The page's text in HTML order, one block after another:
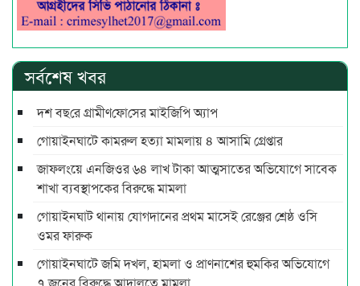
সর্বশেষ খবর
দশ বছ‌রে গ্রামীণ‌ফো‌সের মাইজিপি অ্যাপ
গোয়াইনঘাটে কামরুল হত্যা মামলায় ৪ আসামি গ্রেপ্তার
জাফলংয়ে এনজিওর ৬৪ লাখ টাকা আত্মসাতের অভিযোগে সাবেক
শাখা ব্যবস্থাপকের বিরুদ্ধে মামলা
গোয়াইনঘাট থানায় যোগদানের প্রথম মাসেই রেঞ্জের শ্রেষ্ঠ ওসি
ওমর ফারুক
গোয়াইনঘাটে জমি দখল, হামলা ও প্রাণনাশের হুমকির অভিযোগে